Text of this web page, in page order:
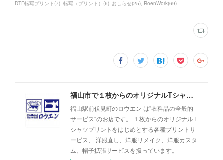
DTF転写プリント (7) 転写（プリント） (6) おしらせ(25) RoenWork(69)
福山市で１枚からのオリジナルTシャツプリント・洋服直しのことなら【ロウエン - ROEN】
福山駅前伏見町のロウエン は"衣料品の全般的
サービス"のお店です。 １枚からのオリジナルT
シャツプリントをはじめとする各種プリントサ
ービス、 洋服直し、洋服リメイク、洋服カスタ
ム、帽子拡張サービスを扱っています。